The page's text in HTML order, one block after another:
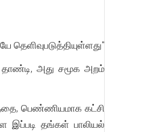
அது சமூக அறம்
பெண்ணியமாக கட்சி
இப்படி தங்கள் பாலியல்